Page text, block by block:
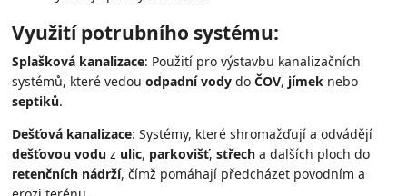
Využití potrubního systému:
Splašková kanalizace: Použití pro výstavbu kanalizačních
systémů, které vedouodpadní vody doČOV, jímek nebo
septiků.
Dešťová kanalizace: Systémy, které shromažďují a odvádějí
dešťovou vodu z ulic, parkovišť,střech a dalších ploch do
retenčních nádrží, čímž pomáhají předcházet povodním a